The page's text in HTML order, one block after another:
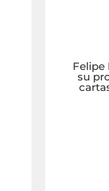
Felipe
su